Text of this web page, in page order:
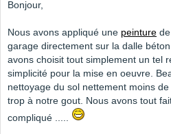
Bonjour,
Nous avons appliqué une peinture
garage directement sur la dalle
avons choisit tout simplement un tel
simplicité pour la mise en oeuvre.
nettoyage du sol nettement moins
trop à notre gout. Nous avons tout
compliqué .....